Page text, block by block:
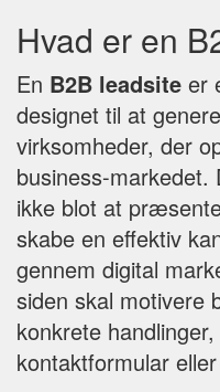
Hvad er en
En B2B leadsite er
designet til at
virksomheder, der
business-
ikke blot at
skabe en effektiv
gennem digital
siden skal motivere
konkrete
kontaktformular